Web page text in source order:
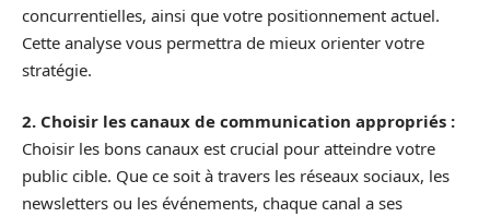
concurrentielles, ainsi que votre positionnement actuel.
Cette analyse vous permettra de mieux orienter votre
stratégie.
2. Choisir les canaux de communication appropriés :
Choisir les bons canaux est crucial pour atteindre votre
public cible. Que ce soit à travers les réseaux sociaux, les
newsletters ou les événements, chaque canal a ses